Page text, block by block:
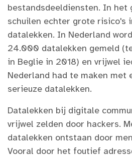
bestandsdeeldiensten. In het
schuilen echter grote risico's
datalekken. In Nederland
24.000 datalekken gemeld
in Beglie in 2018) en vrijwel
Nederland had te maken met
serieuze datalekken.
Datalekken bij digitale
vrijwel zelden door hackers.
datalekken ontstaan door
Vooral door het foutief